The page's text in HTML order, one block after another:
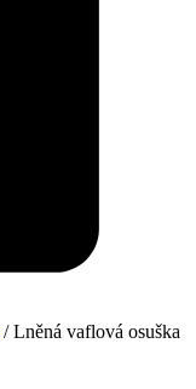
/ Lněná vaflová osuška